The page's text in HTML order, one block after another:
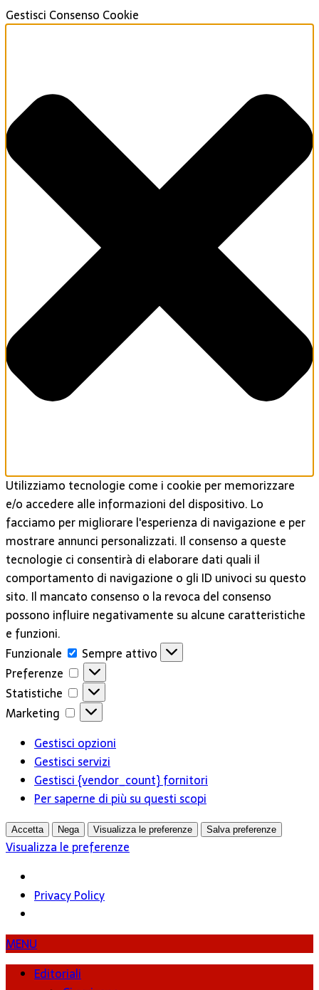
Gestisci Consenso Cookie
Utilizziamo tecnologie come i cookie per memorizzare
e/o accedere alle informazioni del dispositivo. Lo
facciamo per migliorare l'esperienza di navigazione e per
mostrare annunci personalizzati. Il consenso a queste
tecnologie ci consentirà di elaborare dati quali il
comportamento di navigazione o gli ID univoci su questo
sito. Il mancato consenso o la revoca del consenso
possono influire negativamente su alcune caratteristiche
e funzioni.
Funzionale
Funzionale
Sempre attivo
Preferenze
Preferenze
Statistiche
Statistiche
Marketing
Marketing
Gestisci opzioni
Gestisci servizi
Gestisci {vendor_count} fornitori
Per saperne di più su questi scopi
Accetta Nega Visualizza le preferenze Salva preferenze
Visualizza le preferenze
Privacy Policy
MENU
Editoriali